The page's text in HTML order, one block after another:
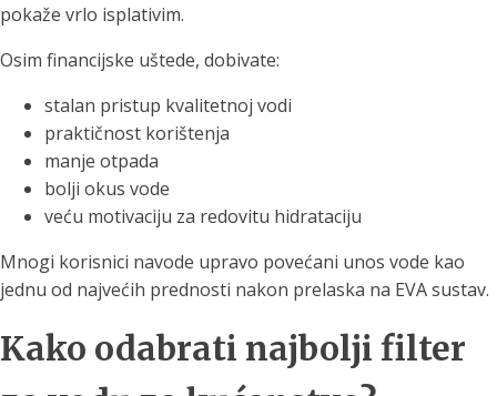
pokaže vrlo isplativim.
Osim financijske uštede, dobivate:
stalan pristup kvalitetnoj vodi
praktičnost korištenja
manje otpada
bolji okus vode
veću motivaciju za redovitu hidrataciju
Mnogi korisnici navode upravo povećani unos vode kao
jednu od najvećih prednosti nakon prelaska na EVA sustav.
Kako odabrati najbolji filter